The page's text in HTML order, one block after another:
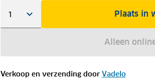
Plaats in
Alleen
Verkoop en verzending door Vadelo